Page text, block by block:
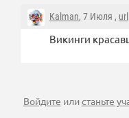
Kalman, 7 Июля , url
Викинги
Войдите илистаньте